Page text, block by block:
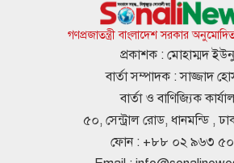
হাসিনার নির্দেশে
করা হয়: তদন্ত সংস্থা
আবারও ৪ দিনের
গণপ্রজাতন্ত্রী বাংলাদেশ সরকার
প্রকাশক : মোহাম্মদ
বার্তা সম্পাদক : সাজ্জাদ
বার্তা ও বাণিজ্যিক
৫০, সেন্ট্রাল রোড, ধানমন্ডি ,
ফোন : +৮৮ ০২ ৯৬৩